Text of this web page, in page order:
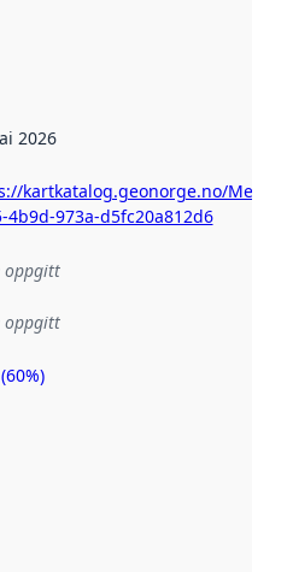
2026
kartkatalog.geonorge.no/
4b9d-973a-d5fc20a812d6
oppgitt
oppgitt